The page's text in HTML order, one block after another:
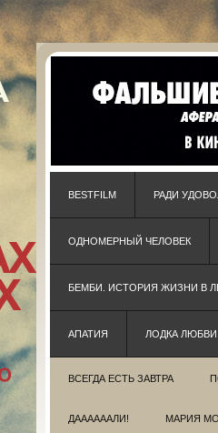
BESTFILM РАДИ
ОДНОМЕРНЫЙ ЧЕЛОВЕК
БЕМБИ. ИСТОРИЯ ЖИЗНИ В
АПАТИЯ ЛОДКА ЛЮБВИ
ВСЕГДА ЕСТЬ ЗАВТРА
ДААААААЛИ! МАРИЯ